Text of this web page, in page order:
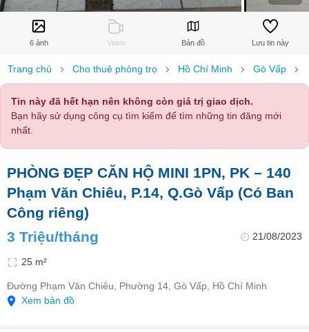
6 ảnh Video Bản đồ Lưu tin này
Trang chủ Cho thuê phòng trọ Hồ Chí Minh Gò Vấp
Tin này đã hết hạn nên không còn giá trị giao dịch.
Bạn hãy sử dụng công cụ tìm kiếm để tìm những tin đăng mới
nhất.
PHÒNG ĐẸP CĂN HỘ MINI 1PN, PK – 140
Phạm Văn Chiêu, P.14, Q.Gò Vấp (Có Ban
Công riêng)
3 Triệu/tháng
21/08/2023
25 m²
Đường Phạm Văn Chiêu, Phường 14, Gò Vấp, Hồ Chí Minh
Xem bản đồ